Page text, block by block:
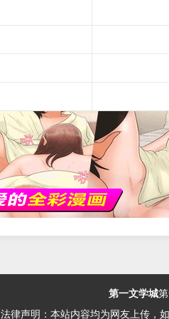
第一文学城
法律声明：本站内容均为网友上传，